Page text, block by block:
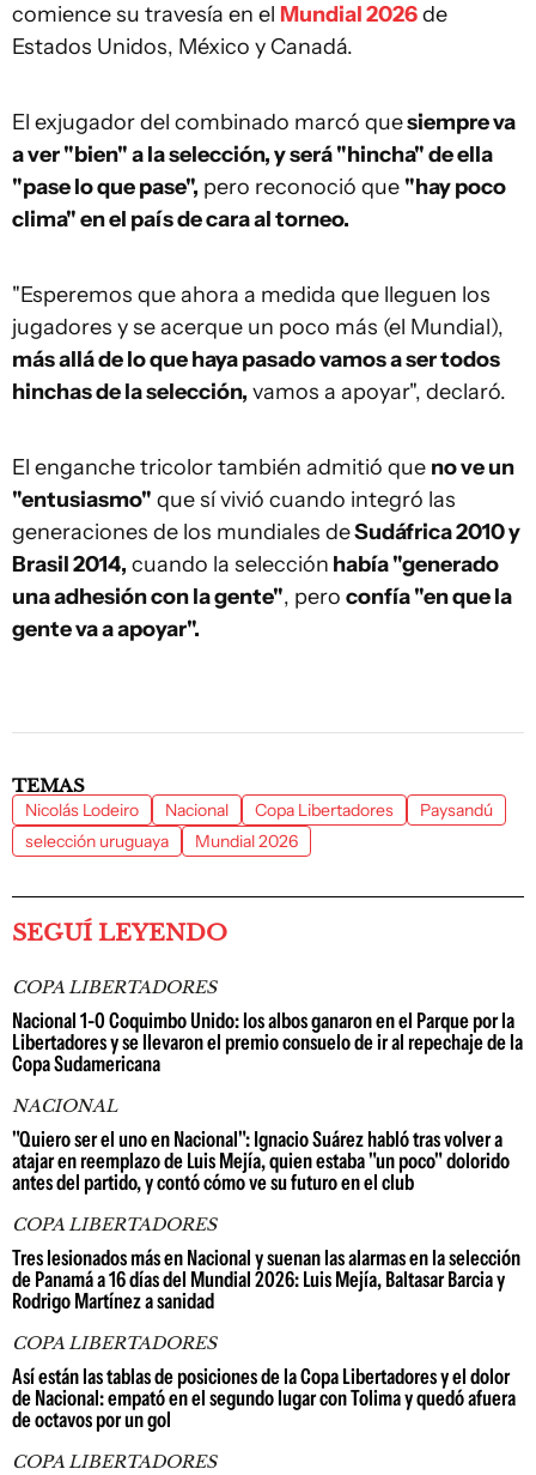
comience su travesía en el Mundial 2026de
Estados Unidos, México y Canadá.
El exjugador del combinado marcó quesiempre va
a ver "bien" a la selección, y será "hincha" de ella
"pase lo que pase", pero reconoció que "hay poco
clima" en el país de cara al torneo.
"Esperemos que ahora a medida que lleguen los
jugadores y se acerque un poco más (el Mundial),
más allá de lo que haya pasado vamos a ser todos
hinchas de la selección, vamos a apoyar", declaró.
El enganche tricolor también admitió que no ve un
"entusiasmo" que sí vivió cuando integró las
generaciones de los mundiales deSudáfrica 2010 y
Brasil 2014, cuando la selección había "generado
una adhesión con la gente", pero confía "en que la
gente va a apoyar".
TEMAS
Nicolás Lodeiro Nacional Copa Libertadores
Paysandú
selección uruguaya
Mundial 2026
SEGUÍ LEYENDO
COPA LIBERTADORES
Nacional 1-0 Coquimbo Unido: los albos ganaron en el Parque por la
Libertadores y se llevaron el premio consuelo de ir al repechaje de la
Copa Sudamericana
NACIONAL
"Quiero ser el uno en Nacional": Ignacio Suárez habló tras volver a
atajar en reemplazo de Luis Mejía, quien estaba "un poco" dolorido
antes del partido, y contó cómo ve su futuro en el club
COPA LIBERTADORES
Tres lesionados más en Nacional y suenan las alarmas en la selección
de Panamá a 16 días del Mundial 2026: Luis Mejía, Baltasar Barcia y
Rodrigo Martínez a sanidad
COPA LIBERTADORES
Así están las tablas de posiciones de la Copa Libertadores y el dolor
de Nacional: empató en el segundo lugar con Tolima y quedó afuera
de octavos por un gol
COPA LIBERTADORES